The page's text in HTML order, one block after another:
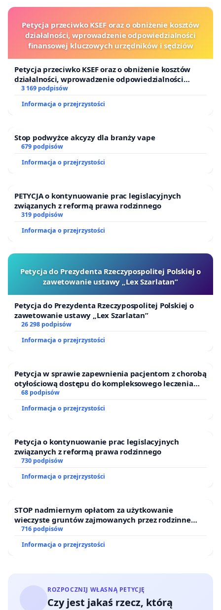
Petycja przeciwko KSEF oraz o obniżenie kosztów
działalności, wprowadzenie odpowiedzialności
finansowej kluczowych urzędników i sędziów
Petycja przeciwko KSEF oraz o obniżenie kosztów
działalności, wprowadzenie odpowiedzialności
finansowej kluczowych urzędników i sędziów
3 169 podpisów
Informacja o przejrzystości
Stop podwyżce akcyzy dla branży vape
679 podpisów
Informacja o przejrzystości
PETYCJA o kontynuowanie prac legislacyjnych
związanych z reformą prawa rodzinnego
319 podpisów
Informacja o przejrzystości
Petycja do Prezydenta Rzeczypospolitej Polskiej o
zawetowanie ustawy „Lex Szarlatan”
Petycja do Prezydenta Rzeczypospolitej Polskiej o
zawetowanie ustawy „Lex Szarlatan”
26 298 podpisów
Informacja o przejrzystości
Petycja w sprawie zapewnienia pacjentom z chorobą
otyłościową dostępu do kompleksowego leczenia
oraz programów profilaktycznych.
68 podpisów
Informacja o przejrzystości
Petycja o kontynuowanie prac legislacyjnych
związanych z reformą prawa rodzinnego
730 podpisów
Informacja o przejrzystości
STOP nadmiernym opłatom za użytkowanie
wieczyste gruntów zajmowanych przez rodzinne
ogrody działkowe.
716 podpisów
Informacja o przejrzystości
ROZPOCZNIJ WŁASNĄ PETYCJĘ
Czy jest jakaś rzecz, którą